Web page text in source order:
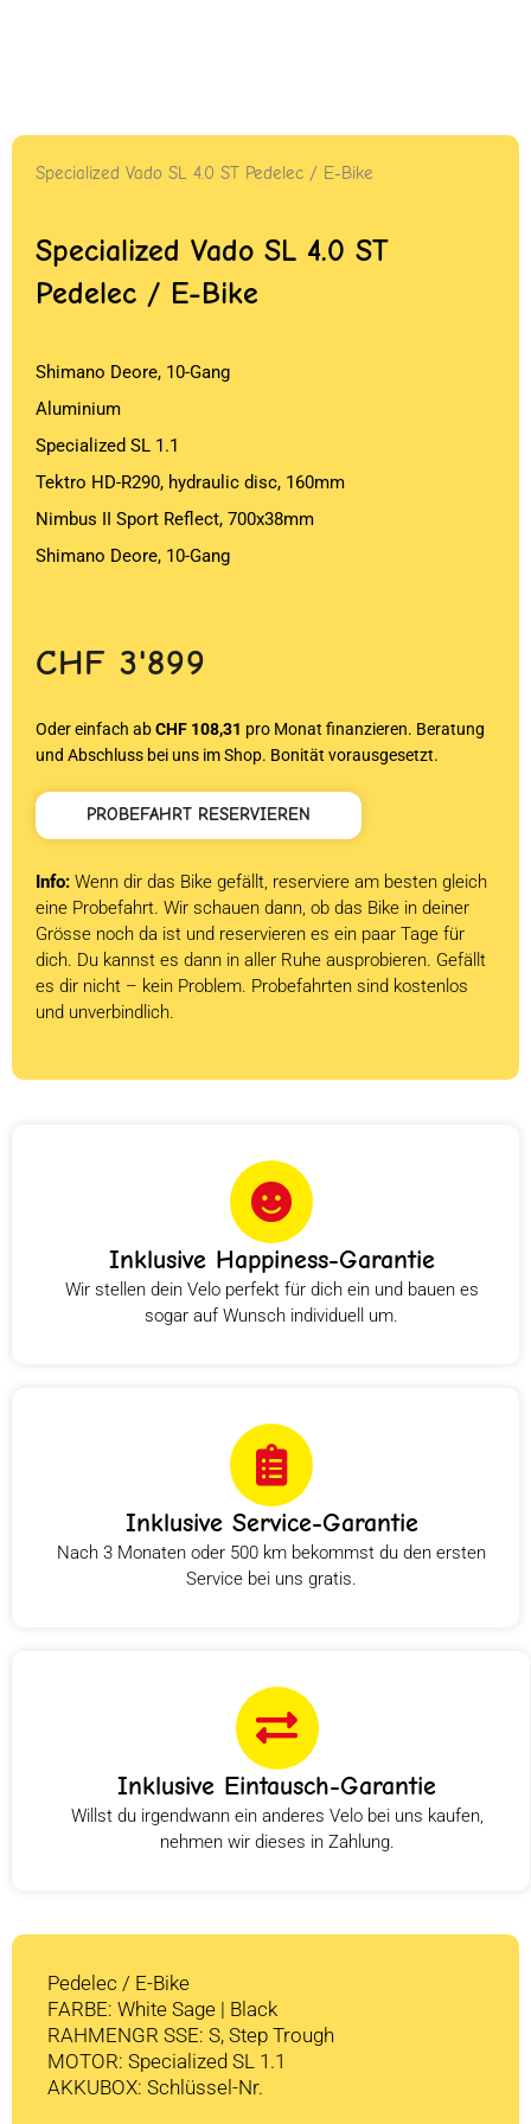
Specialized Vado SL 4.0 ST Pedelec / E-Bike
Specialized Vado SL 4.0 ST
Pedelec / E-Bike
Shimano Deore, 10-Gang
Aluminium
Specialized SL 1.1
Tektro HD-R290, hydraulic disc, 160mm
Nimbus II Sport Reflect, 700x38mm
Shimano Deore, 10-Gang
CHF 3'899
Oder einfach abCHF 108,31 pro Monat finanzieren. Beratung
und Abschluss bei uns im Shop. Bonität vorausgesetzt.
PROBEFAHRT RESERVIEREN
Info: Wenn dir das Bike gefällt, reserviere am besten gleich
eine Probefahrt. Wir schauen dann, ob das Bike in deiner
Grösse noch da ist und reservieren es ein paar Tage für
dich. Du kannst es dann in aller Ruhe ausprobieren. Gefällt
es dir nicht – kein Problem. Probefahrten sind kostenlos
und unverbindlich.
Inklusive Happiness-Garantie
Wir stellen dein Velo perfekt für dich ein und bauen es
sogar auf Wunsch individuell um.
Inklusive Service-Garantie
Nach 3 Monaten oder 500 km bekommst du den ersten
Service bei uns gratis.
Inklusive Eintausch-Garantie
Willst du irgendwann ein anderes Velo bei uns kaufen,
nehmen wir dieses in Zahlung.
Pedelec / E-Bike
FARBE: White Sage | Black
RAHMENGR SSE: S, Step Trough
MOTOR: Specialized SL 1.1
AKKUBOX: Schlüssel-Nr.